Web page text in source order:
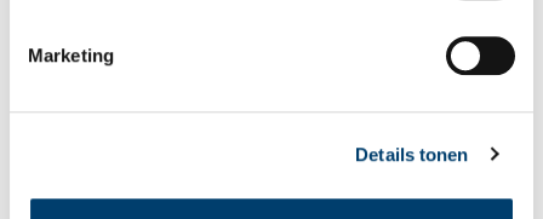
Marketing
Details tonen